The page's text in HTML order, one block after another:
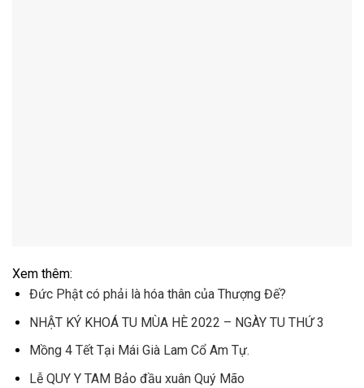
Xem thêm:
Đức Phật có phải là hóa thân của Thượng Đế?
NHẬT KÝ KHOÁ TU MÙA HÈ 2022 – NGÀY TU THỨ 3
Mồng 4 Tết Tại Mái Già Lam Cổ Am Tự.
Lễ QUY Y TAM Bảo đầu xuân Quý Mão